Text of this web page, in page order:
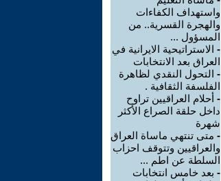
واستهداف الكفاءات
والهجرة القسرية.. من
المسؤول ...
- الاستراتيحية الايرانية في
العراق بعد الانتخابات
- التحول النقدي لظاهرة
الفلسفة الثقافية .
- أحلام العراقيين تراوح
داخل حلقة الصراع الأكثر
شهرة
- متى تنتهي ماساة العراق
والعراقيين وتتوقف احزاب
السلطة عن اطم ...
- بعد خامس انتخابات